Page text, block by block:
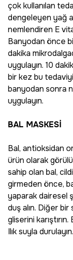
çok kullanılan
dengeleyen yağ
nemlendiren E
Banyodan önce
dakika
uygulayın. 10
bir kez bu tedaviyi
banyodan sonra
uygulayın.
BAL MASKESİ
Bal, antioksidan
ürün olarak
sahip olan bal,
girmeden önce,
yaparak dairesel
duş alın. Diğer
gliserini
Ilık suyla durulayın.